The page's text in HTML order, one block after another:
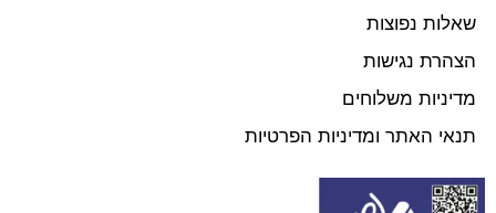
שאלות נפוצות
הצהרת נגישות
מדיניות משלוחים
תנאי האתר ומדיניות הפרטיות